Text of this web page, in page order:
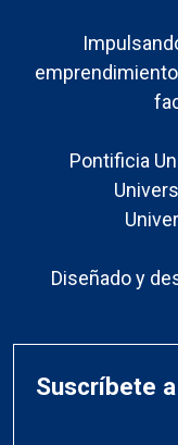
Pontificia
Diseñado y
Suscríbete